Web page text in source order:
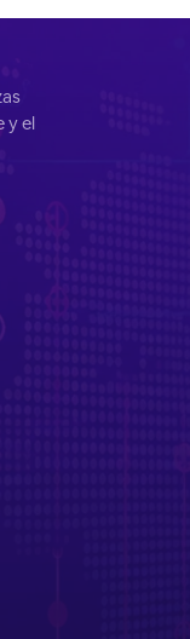
y el